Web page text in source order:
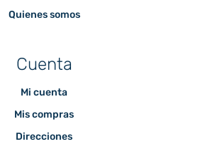
Quienes somos
Cuenta
Mi cuenta
Mis compras
Direcciones